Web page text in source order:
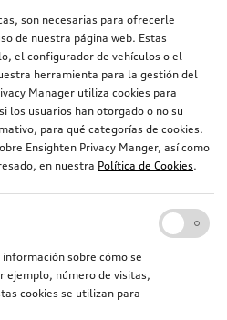
son necesarias para ofrecerle
de nuestra página web. Estas
el configurador de vehículos o el
herramienta para la gestión del
Manager utiliza cookies para
los usuarios han otorgado o no su
para qué categorías de cookies.
Ensighten Privacy Manger, así como
en nuestra Política de Cookies.
sobre cómo se
ejemplo, número de visitas,
cookies se utilizan para